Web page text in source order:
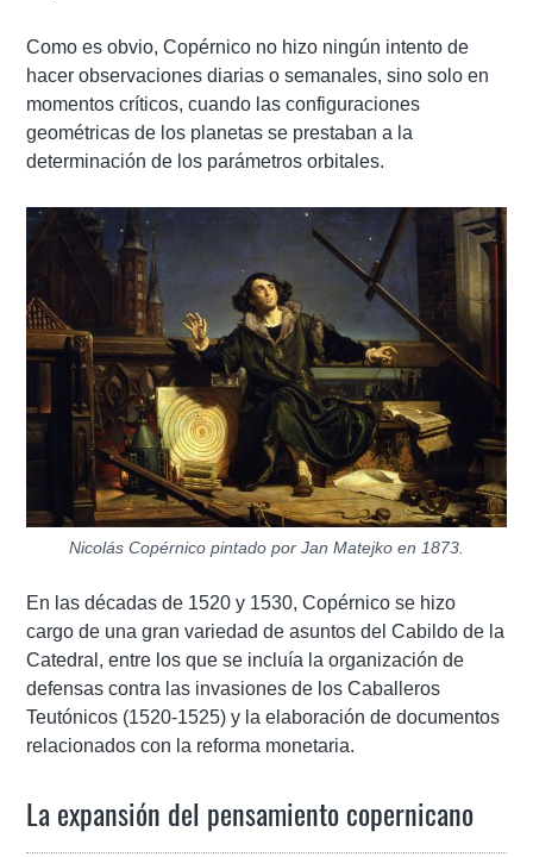
Como es obvio, Copérnico no hizo ningún intento de
hacer observaciones diarias o semanales, sino solo en
momentos críticos, cuando las configuraciones
geométricas de los planetas se prestaban a la
determinación de los parámetros orbitales.
Nicolás Copérnico pintado por Jan Matejko en 1873.
En las décadas de 1520 y 1530, Copérnico se hizo
cargo de una gran variedad de asuntos del Cabildo de la
Catedral, entre los que se incluía la organización de
defensas contra las invasiones de los Caballeros
Teutónicos (1520-1525) y la elaboración de documentos
relacionados con la reforma monetaria.
La expansión del pensamiento copernicano